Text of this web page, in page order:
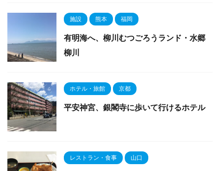
施設 熊本 福岡
有明海へ、柳川むつごろうランド・水郷
柳川
ホテル・旅館 京都
平安神宮、銀閣寺に歩いて行けるホテル
レストラン・食事 山口